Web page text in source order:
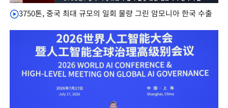
3750톤, 중국 최대 규모의 일회 물량 그린 암모니아 한국 수출